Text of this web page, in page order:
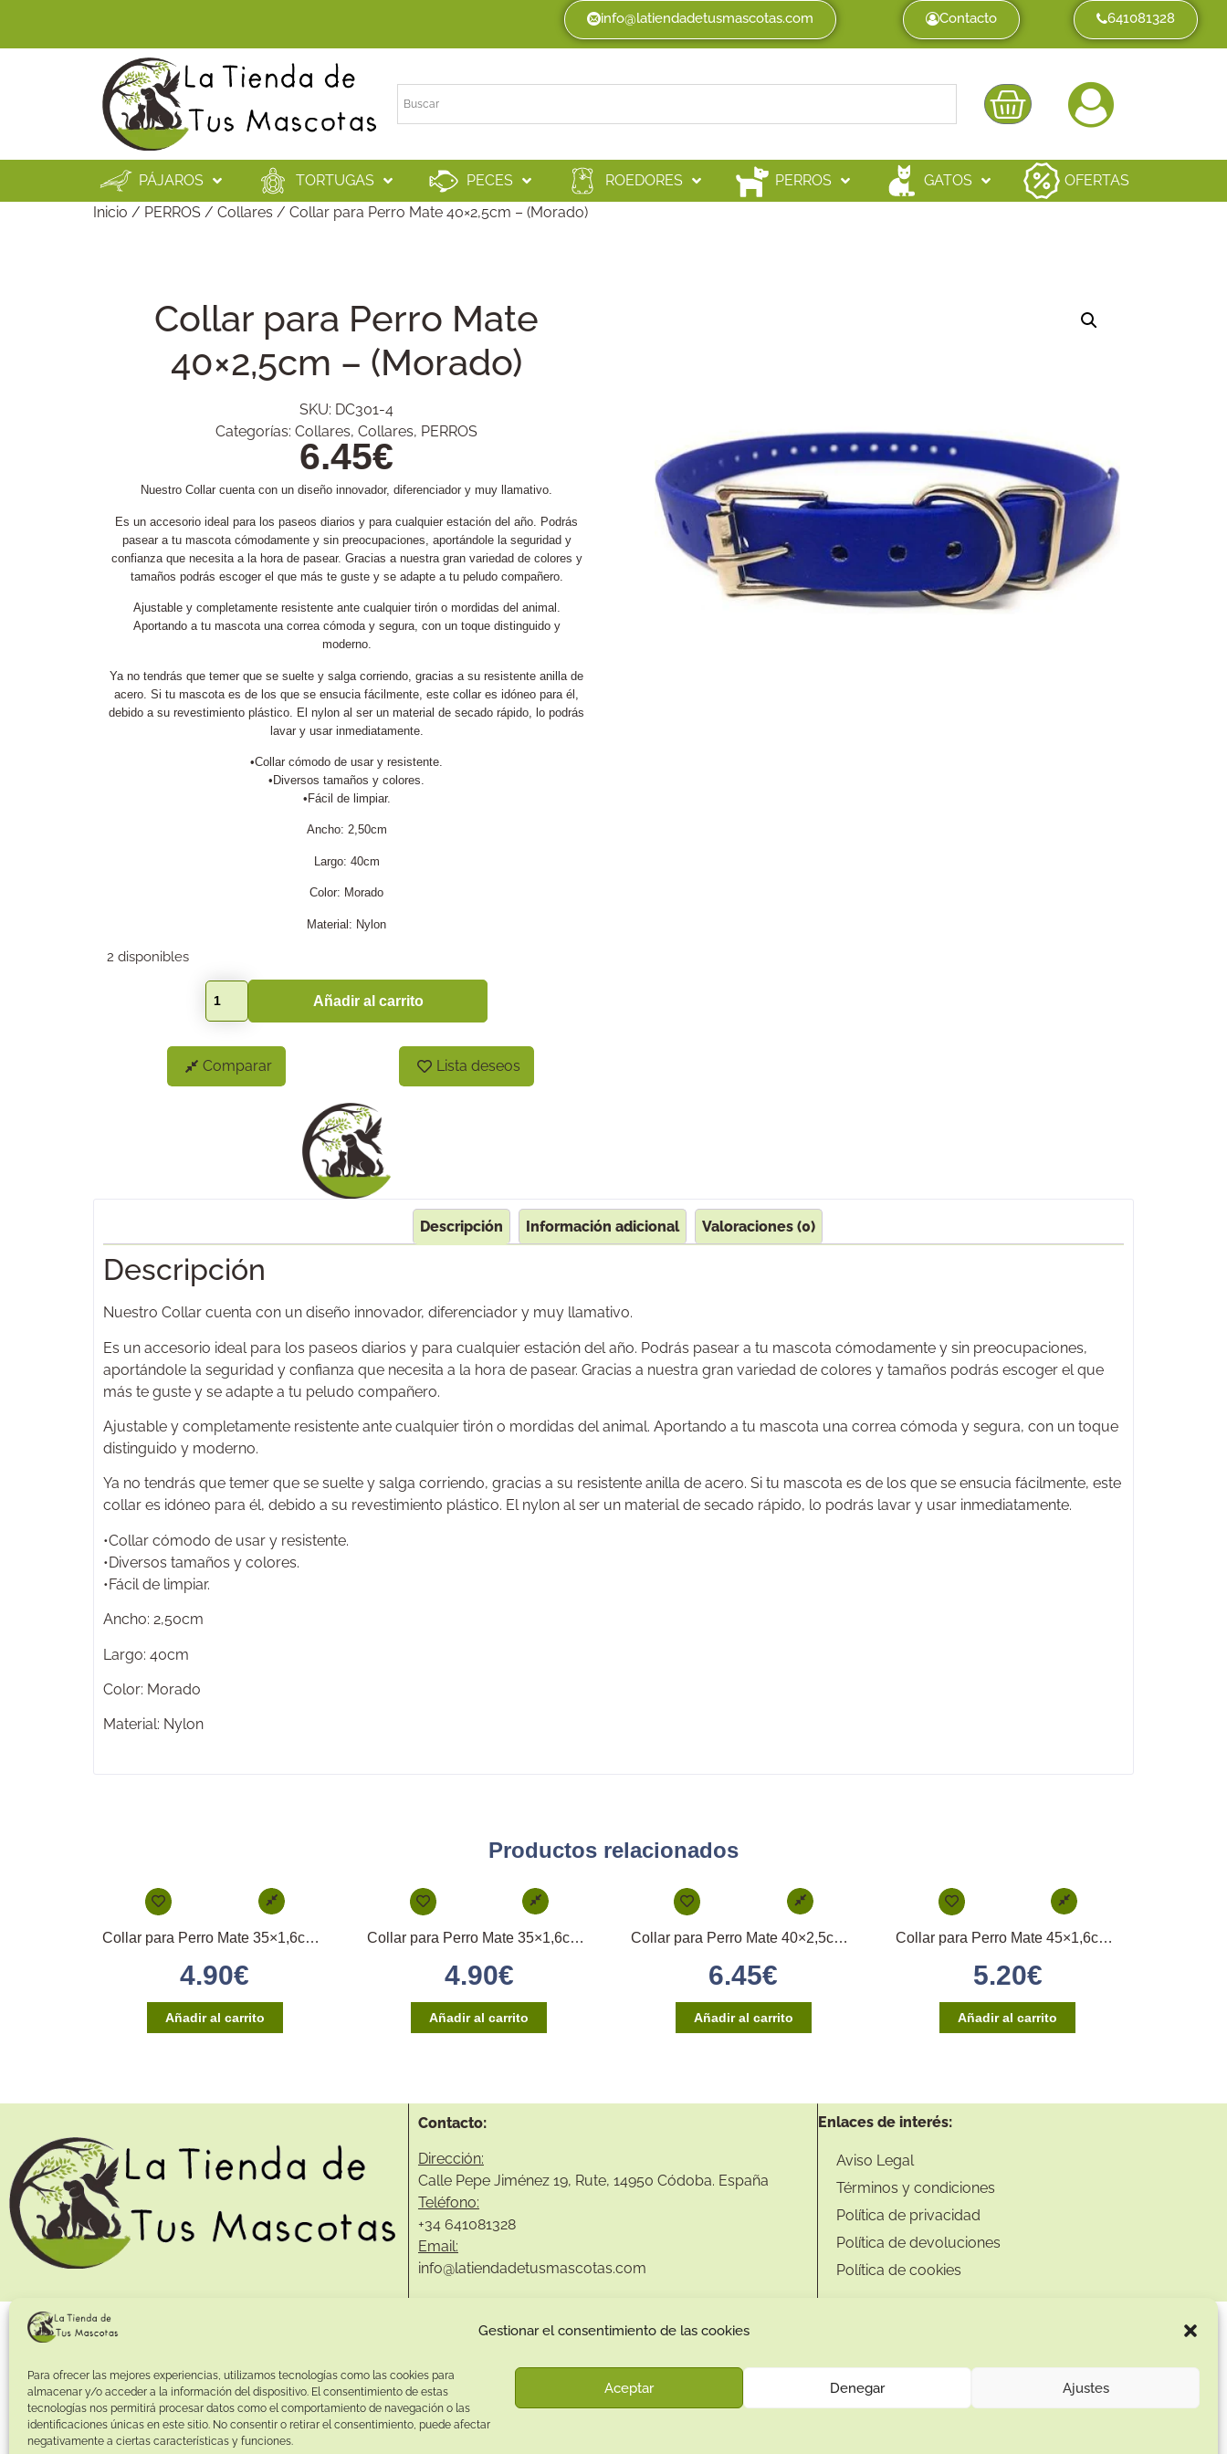
Gestionar el consentimiento de las cookies
Para ofrecer las mejores experiencias, utilizamos tecnologías como las cookies para
almacenar y/o acceder a la información del dispositivo. El consentimiento de estas
tecnologías nos permitirá procesar datos como el comportamiento de navegación o las
identificaciones únicas en este sitio. No consentir o retirar el consentimiento, puede afectar
negativamente a ciertas características y funciones.
Aceptar Denegar Ajustes
info@latiendadetusmascotas.com Contacto 641081328
PÁJAROS TORTUGAS PECES ROEDORES PERROS GATOS
OFERTAS
Inicio / PERROS / Collares / Collar para Perro Mate 40×2,5cm – (Morado)
Collar para Perro Mate
40×2,5cm – (Morado)
SKU: DC301-4
Categorías: Collares, Collares, PERROS
6.45€
Nuestro Collar cuenta con un diseño innovador, diferenciador y muy llamativo.
Es un accesorio ideal para los paseos diarios y para cualquier estación del año. Podrás
pasear a tu mascota cómodamente y sin preocupaciones, aportándole la seguridad y
confianza que necesita a la hora de pasear. Gracias a nuestra gran variedad de colores y
tamaños podrás escoger el que más te guste y se adapte a tu peludo compañero.
Ajustable y completamente resistente ante cualquier tirón o mordidas del animal.
Aportando a tu mascota una correa cómoda y segura, con un toque distinguido y
moderno.
Ya no tendrás que temer que se suelte y salga corriendo, gracias a su resistente anilla de
acero. Si tu mascota es de los que se ensucia fácilmente, este collar es idóneo para él,
debido a su revestimiento plástico. El nylon al ser un material de secado rápido, lo podrás
lavar y usar inmediatamente.
•Collar cómodo de usar y resistente.
•Diversos tamaños y colores.
•Fácil de limpiar.
Ancho: 2,50cm
Largo: 40cm
Color: Morado
Material: Nylon
2 disponibles
Añadir al carrito
Comparar Lista deseos
Descripción Información adicional Valoraciones (0)
Descripción
Nuestro Collar cuenta con un diseño innovador, diferenciador y muy llamativo.
Es un accesorio ideal para los paseos diarios y para cualquier estación del año. Podrás pasear a tu mascota cómodamente y sin preocupaciones,
aportándole la seguridad y confianza que necesita a la hora de pasear. Gracias a nuestra gran variedad de colores y tamaños podrás escoger el que
más te guste y se adapte a tu peludo compañero.
Ajustable y completamente resistente ante cualquier tirón o mordidas del animal. Aportando a tu mascota una correa cómoda y segura, con un toque
distinguido y moderno.
Ya no tendrás que temer que se suelte y salga corriendo, gracias a su resistente anilla de acero. Si tu mascota es de los que se ensucia fácilmente, este
collar es idóneo para él, debido a su revestimiento plástico. El nylon al ser un material de secado rápido, lo podrás lavar y usar inmediatamente.
•Collar cómodo de usar y resistente.
•Diversos tamaños y colores.
•Fácil de limpiar.
Ancho: 2,50cm
Largo: 40cm
Color: Morado
Material: Nylon
Productos relacionados
Collar para Perro Mate 35×1,6cm – (Amarillo Neón)
4.90€
Añadir al carrito
Collar para Perro Mate 35×1,6cm – (Azul Marino)
4.90€
Añadir al carrito
Collar para Perro Mate 40×2,5cm – (Turquesa)
6.45€
Añadir al carrito
Collar para Perro Mate 45×1,6cm – (Azul)
5.20€
Añadir al carrito
Contacto:
Dirección:
Calle Pepe Jiménez 19, Rute, 14950 Códoba. España
Teléfono:
+34 641081328
Email:
info@latiendadetusmascotas.com
Enlaces de interés:
Aviso Legal
Términos y condiciones
Política de privacidad
Política de devoluciones
Política de cookies